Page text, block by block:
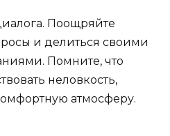
Поощряйте
и делиться своими
Помните, что
неловкость,
атмосферу.